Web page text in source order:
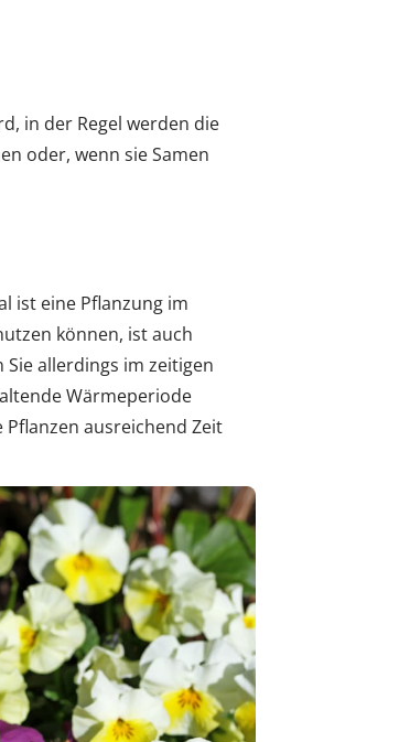
in der Regel werden die
oder, wenn sie Samen
ist eine Pflanzung im
können, ist auch
allerdings im zeitigen
Wärmeperiode
ausreichend Zeit